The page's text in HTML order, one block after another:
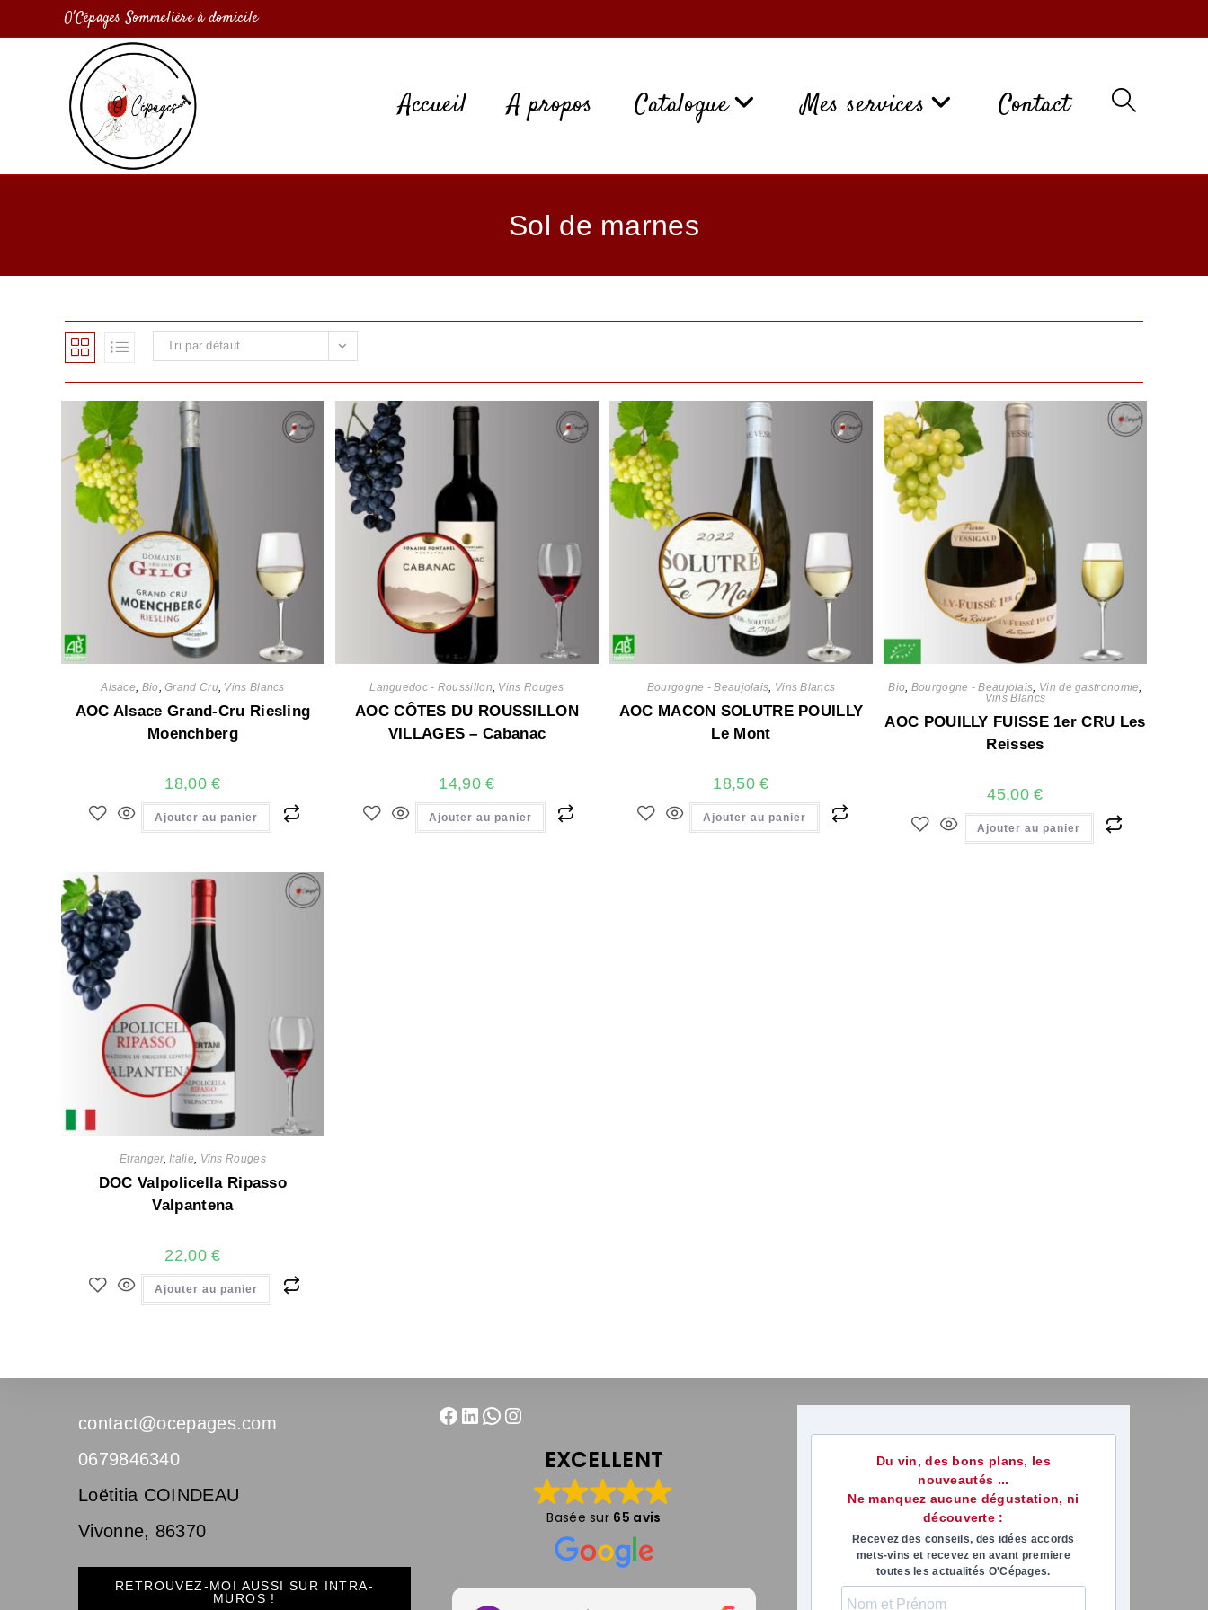
O'Cépages Sommelière à domicile
Accueil A propos Catalogue Mes services Contact
Sol de marnes
Tri par défaut
Alsace Bio ,Grand Cru, Vins Blancs
AOC Alsace Grand-Cru Riesling
Moenchberg
18,00€
Ajouter au panier
Languedoc - Roussillon Vins Rouges
AOC CÔTES DU ROUSSILLON
VILLAGES – Cabanac
14,90€
Ajouter au panier
Bourgogne - Beaujolais Vins Blancs
AOC MACON SOLUTRE POUILLY
Le Mont
18,50€
Ajouter au panier
Bio Bourgogne - Beaujolais Vin de gastronomie
Vins Blancs
AOC POUILLY FUISSE 1er CRU Les
Reisses
45,00€
Ajouter au panier
Etranger,Italie Vins Rouges
DOC Valpolicella Ripasso
Valpantena
22,00€
Ajouter au panier
contact@ocepages.com
0679846340
Loëtitia COINDEAU
Vivonne, 86370
RETROUVEZ-MOI AUSSI SUR INTRA-
MUROS !
EXCELLENT
Basée sur 65 avis
Du vin, des bons plans, les
nouveautés ...
Ne manquez aucune dégustation, ni
découverte :
Recevez des conseils, des idées accords
mets-vins et recevez en avant premiere
toutes les actualités O'Cépages.